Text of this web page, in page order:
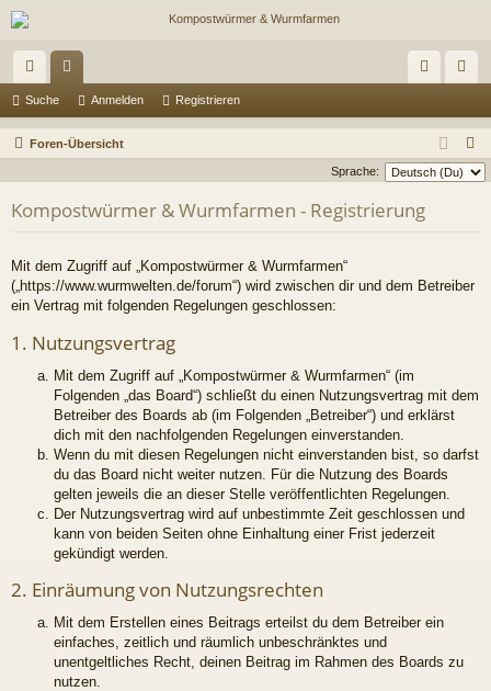
ch
ne
riff
en m
el
n
ist
rie
n
Suche Anmelden Registrieren
Foren-Übersicht
u
Sprache:
Kompostwürmer & Wurmfarmen - Registrierung
Mit dem Zugriff auf „Kompostwürmer & Wurmfarmen“
(„https://www.wurmwelten.de/forum“) wird zwischen dir und dem Betreiber
ein Vertrag mit folgenden Regelungen geschlossen:
1. Nutzungsvertrag
Mit dem Zugriff auf „Kompostwürmer & Wurmfarmen“ (im
Folgenden „das Board“) schließt du einen Nutzungsvertrag mit dem
Betreiber des Boards ab (im Folgenden „Betreiber“) und erklärst
dich mit den nachfolgenden Regelungen einverstanden.
Wenn du mit diesen Regelungen nicht einverstanden bist, so darfst
du das Board nicht weiter nutzen. Für die Nutzung des Boards
gelten jeweils die an dieser Stelle veröffentlichten Regelungen.
Der Nutzungsvertrag wird auf unbestimmte Zeit geschlossen und
kann von beiden Seiten ohne Einhaltung einer Frist jederzeit
gekündigt werden.
2. Einräumung von Nutzungsrechten
Mit dem Erstellen eines Beitrags erteilst du dem Betreiber ein
einfaches, zeitlich und räumlich unbeschränktes und
unentgeltliches Recht, deinen Beitrag im Rahmen des Boards zu
nutzen.